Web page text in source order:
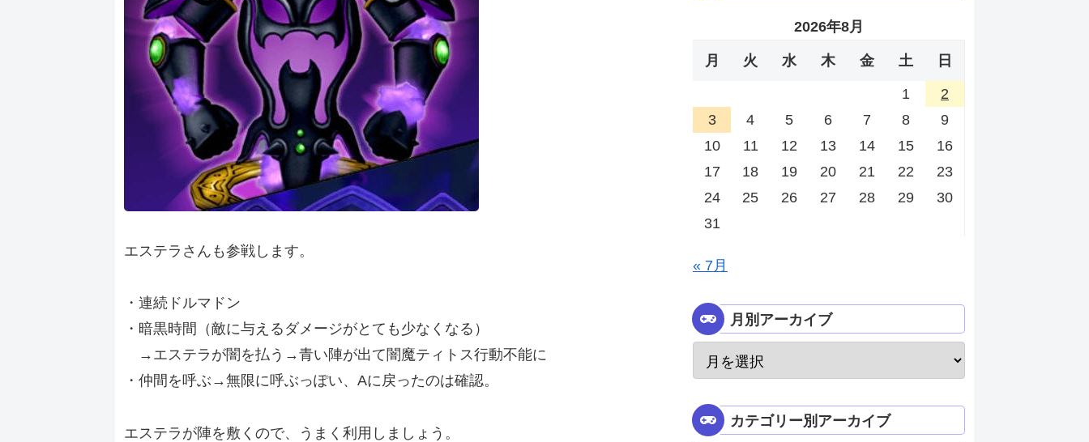
エステラさんも参戦します。
・連続ドルマドン
・暗黒時間（敵に与えるダメージがとても少なくなる）
→エステラが闇を払う→青い陣が出て闇魔ティトス行動不能に
・仲間を呼ぶ→無限に呼ぶっぽい、Aに戻ったのは確認。
エステラが陣を敷くので、うまく利用しましょう。
2026年8月
月 火 水 木 金 土 日
1
2
3
4 5 6 7 8
9
10
11 12 13 14 15
16
17
18 19 20 21 22
23
24
25 26 27 28 29
30
31
« 7月
月別アーカイブ
カテゴリー別アーカイブ